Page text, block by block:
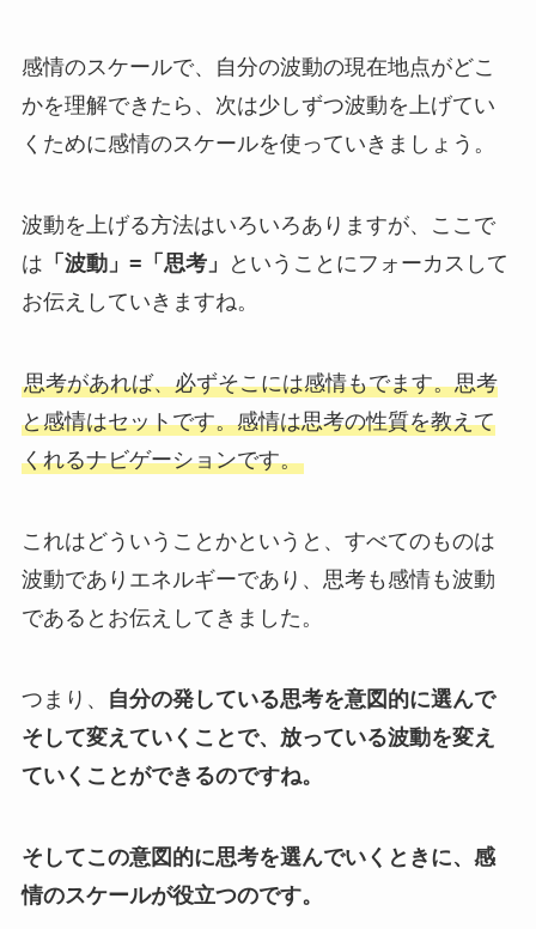
感情のスケールで、自分の波動の現在地点がどこ
かを理解できたら、次は少しずつ波動を上げてい
くために感情のスケールを使っていきましょう。
波動を上げる方法はいろいろありますが、ここで
は 「波動」=「思考」
ということにフォーカスして
お伝えしていきますね。
思考があれば、必ずそこには感情もでます。思考
と感情はセットです。感情は思考の性質を教えて
くれるナビゲーションです。
これはどういうことかというと、すべてのものは
波動でありエネルギーであり、思考も感情も波動
であるとお伝えしてきました。
つまり、
自分の発している思考を意図的に選んで
そして変えていくことで、放っている波動を変え
ていくことができるのですね。
そしてこの意図的に思考を選んでいくときに、感
情のスケールが役立つのです。